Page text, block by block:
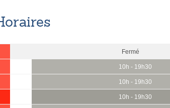
Fermé
10h - 19h30
10h - 19h30
10h - 19h30